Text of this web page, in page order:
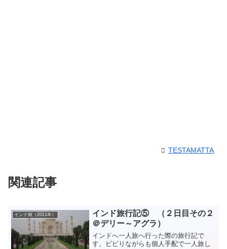
TESTAMATTA
関連記事
インド旅（2011年）
インド旅行記⑤ （２日目その２
＠デリー～アグラ）
インドへ一人旅へ行った際の旅行記で
す。ビビりながらも個人手配で一人旅し